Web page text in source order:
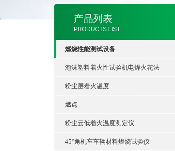
产品列表
PRODUCTS LIST
燃烧性能测试设备
泡沫塑料着火性试验机电焊火花法
粉尘层着火温度
燃点
粉尘云低着火温度测定仪
45°角机车车辆材料燃烧试验仪